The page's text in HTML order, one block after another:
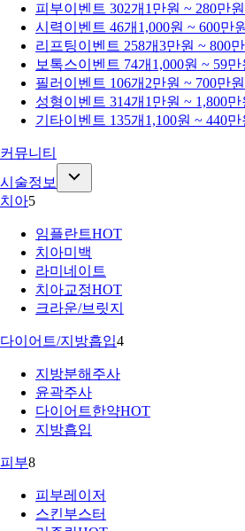
피부이벤트 302개 1만원 ~ 280만원
시력이벤트 46개 1,000원 ~ 600만원
리프팅이벤트 258개3만원 ~ 800
보톡스이벤트 74개 1,000원 ~ 59만
필러 이벤트 106개 2만원 ~ 700만원
성형이벤트 314개 1만원 ~ 1,800만
기타이벤트 135개 1,100원 ~ 440만
커뮤니티
시술정보
치아5
임플란트HOT
치아미백
라미네이트
치아교정HOT
크라운/브릿지
다이어트/지방흡입4
지방분해주사
윤곽주사
다이어트한약HOT
지방흡입
피부8
피부레이저
스킨부스터